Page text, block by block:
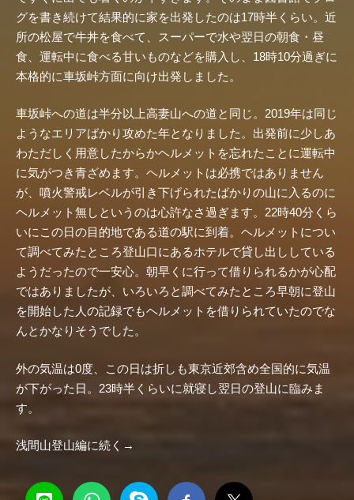
グを書き続けて結果的に家を出発したのは17時半くらい。近
所の松屋で牛丼を食べて、スーパーで水や翌日の朝食・昼
食、運転中に食べる甘いものなどを購入し、18時10分過ぎに
本格的に車坂峠方面に向け出発しました。
車坂峠への道は半分以上高妻山への道と同じ。2019年は同じ
ようなエリアばかり攻めた年となりました。出発前に少しあ
わただしく用意したからかヘルメットを忘れたことに運転中
に気がつき青ざめます。ヘルメットは必携ではありません
が、噴火警戒レベルが引き下げられたばかりの山に入るのに
ヘルメット無しというのは心許なさ過ぎます。22時40分くら
いにこの日の目的地である道の駅に到着。ヘルメットについ
て調べてみたところ登山口にあるホテルで貸し出ししている
ようだったので一安心。朝早くに行って借りられるかが心配
ではありましたが、いろいろと調べてみたところ早朝に登山
を開始した人の記録でもヘルメットを借りられていたのでな
んとかなりそうでした。
外の気温は0度、この日は折しも東京近郊含め全国的に気温
が下がった日。23時半くらいに就寝し翌日の登山に臨みま
す。
浅間山登山編に続く→